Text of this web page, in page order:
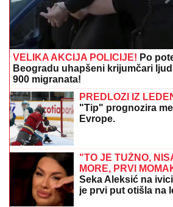
VELIKA AKCIJA POLICIJE! Po
Beogradu uhapšeni krijumčari
900 migranata!
PREDLOZI IZ
"Tip" prognozira
Evrope.
"TO JE TUŽNO,
MORE, PRVI
Seka Aleksić na
je prvi put otišla na